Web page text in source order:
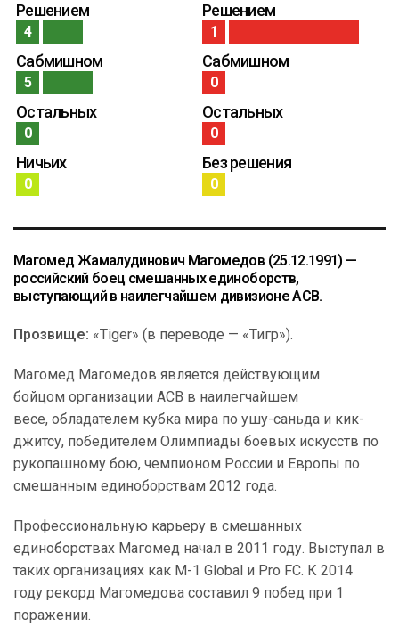
Решением
4
Сабмишном
5
Остальных
0
Ничьих
0
Решением
1
Сабмишном
0
Остальных
0
Без решения
0
Магомед Жамалудинович Магомедов (25.12.1991) —
российский боец смешанных единоборств,
выступающий в наилегчайшем дивизионе ACB.
Прозвище: «Tiger» (в переводе — «Тигр»).
Магомед Магомедов является действующим
бойцом организации ACB в наилегчайшем
весе, обладателем кубка мира по ушу-саньда и кик-
джитсу, победителем Олимпиады боевых искусств по
рукопашному бою, чемпионом России и Европы по
смешанным единоборствам 2012 года.
Профессиональную карьеру в смешанных
единоборствах Магомед начал в 2011 году. Выступал в
таких организациях как M-1 Global и Pro FC. К 2014
году рекорд Магомедова составил 9 побед при 1
поражении.